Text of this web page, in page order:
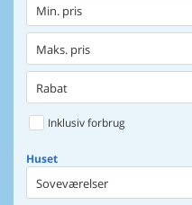
Min. pris
Maks. pris
Rabat
Inklusiv forbrug
Huset
Soveværelser